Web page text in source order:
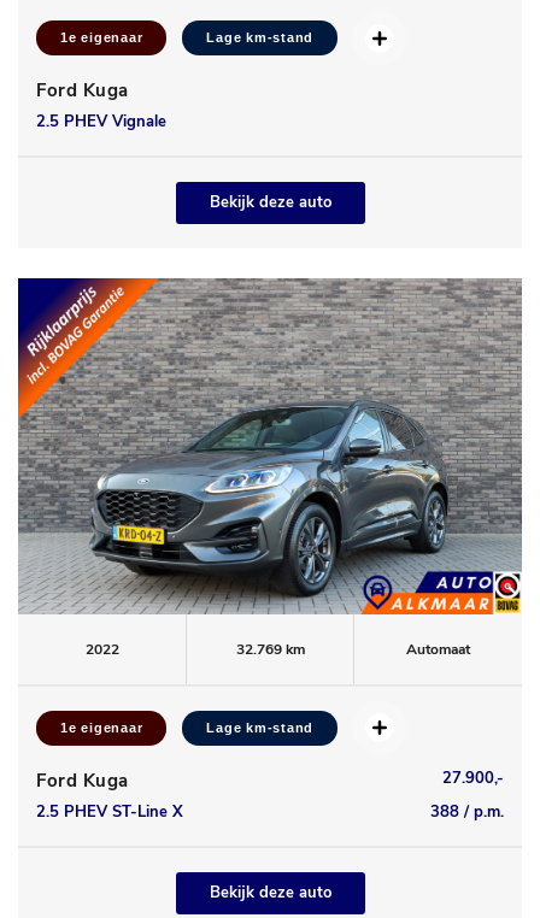
1e eigenaar Lage km-stand
Ford Kuga
2.5 PHEV Vignale
Bekijk deze auto
2022 32.769 km Automaat
1e eigenaar Lage km-stand
Ford Kuga
27.900,-
2.5 PHEV ST-Line X
388 / p.m.
Bekijk deze auto